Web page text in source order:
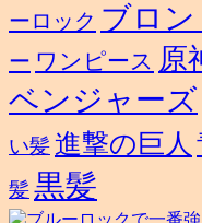
ーロック ブロ
ー ワンピース 原
ベンジャーズ
い髪進撃の巨人
髪黒髪